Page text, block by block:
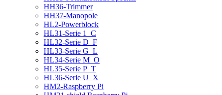
HH36-Trimmer
HH37-Manopole
HL2-Powerblock
HL31-Serie 1_C
HL32-Serie D_F
HL33-Serie G_L
HL34-Serie M_O
HL35-Serie P_T
HL36-Serie U_X
HM2-Raspberry Pi